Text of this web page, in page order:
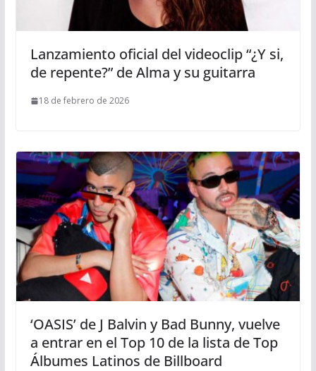
Lanzamiento oficial del videoclip “¿Y si,
de repente?” de Alma y su guitarra
18 de febrero de 2026
‘OASIS’ de J Balvin y Bad Bunny, vuelve
a entrar en el Top 10 de la lista de Top
Álbumes Latinos de Billboard